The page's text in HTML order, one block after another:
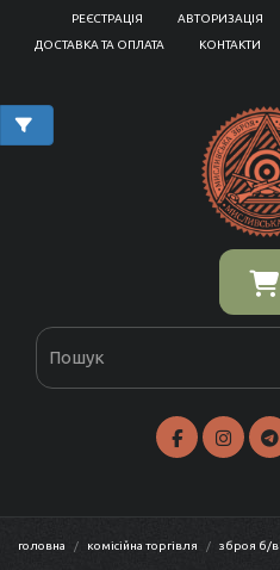
РЕЄСТРАЦІЯ АВТОРИЗАЦІЯ
ДОСТАВКА ТА ОПЛАТА
КОНТАКТИ
головна комісійна торгівля зброя б/в